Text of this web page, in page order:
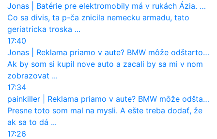
Jonas
Batérie pre elektromobily má v rukách Ázia. Európa ale stráca kontrolu aj nad vlastnou výrobou!
Co sa divis, ta p-ča znicila nemecku armadu, tato
geriatricka troska ...
17:40
Jonas
Reklama priamo v aute? BMW môže odštartovať nový trend
Ak by som si kupil nove auto a zacali by sa mi v nom
zobrazovat ...
17:34
painkiller
Reklama priamo v aute? BMW môže odštartovať nový trend
Presne toto som mal na mysli. A ešte treba dodať, že
ak sa to dá ...
17:26